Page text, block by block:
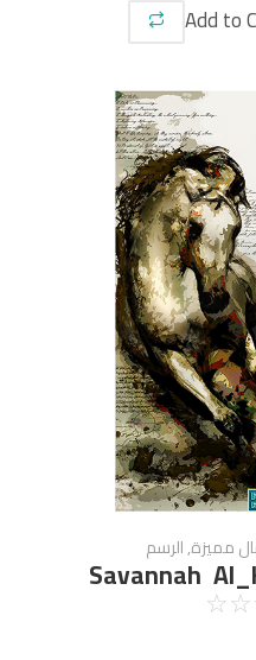
Add to
مميزة,الرسم
Savannah
☆
☆